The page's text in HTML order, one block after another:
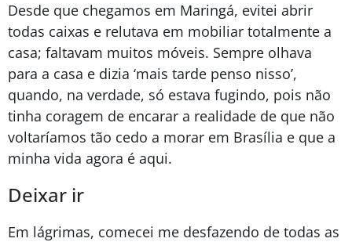
Desde que chegamos em Maringá, evitei abrir
todas caixas e relutava em mobiliar totalmente a
casa; faltavam muitos móveis. Sempre olhava
para a casa e dizia ‘mais tarde penso nisso’,
quando, na verdade, só estava fugindo, pois não
tinha coragem de encarar a realidade de que não
voltaríamos tão cedo a morar em Brasília e que a
minha vida agora é aqui.
Deixar ir
Em lágrimas, comecei me desfazendo de todas as